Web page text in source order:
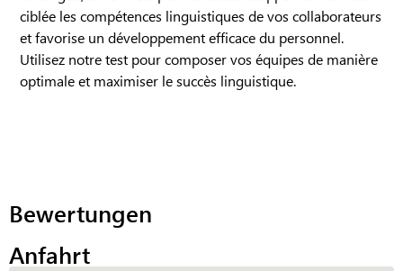
ciblée les compétences linguistiques de vos collaborateurs
et favorise un développement efficace du personnel.
Utilisez notre test pour composer vos équipes de manière
optimale et maximiser le succès linguistique.
Bewertungen
Anfahrt